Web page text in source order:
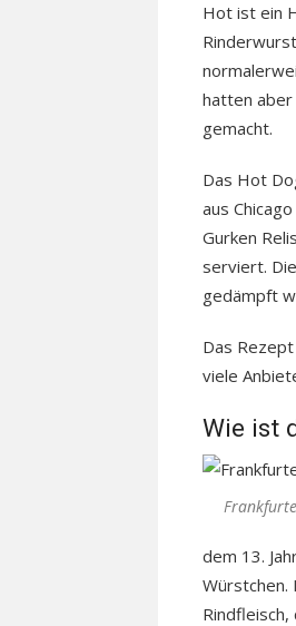
Hot ist ein
hatten
gemacht.
Das Hot
aus
Gurken
serviert.
gedämpft
Das
viele
Wie ist
dem 13.
Würstchen.